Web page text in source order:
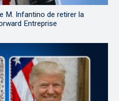
M. Infantino de retirer la
Entreprise